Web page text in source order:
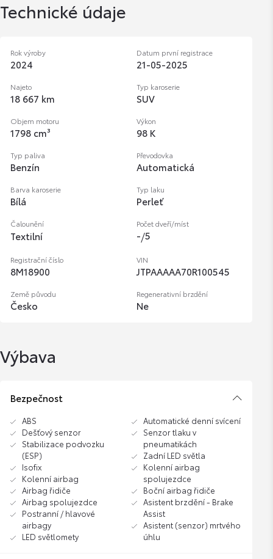
Technické údaje
Rok výroby
2024
Datum první registrace
21-05-2025
Najeto
18 667 km
Typ karoserie
SUV
Objem motoru
1798 cm³
Výkon
98 K
Typ paliva
Benzín
Převodovka
Automatická
Barva karoserie
Bílá
Typ laku
Perleť
Čalounění
Textilní
Počet dveří/míst
-/5
Registrační číslo
8M18900
VIN
JTPAAAAA70R100545
Země původu
Česko
Regenerativní brzdění
Ne
Výbava
Bezpečnost
ABS
Dešťový senzor
Stabilizace podvozku
(ESP)
Isofix
Kolenní airbag
Airbag řidiče
Airbag spolujezdce
Postranní / hlavové
airbagy
LED světlomety
Automatické denní svícení
Senzor tlaku v
pneumatikách
Zadní LED světla
Kolenní airbag
spolujezdce
Boční airbag řidiče
Asistent brzdění - Brake
Assist
Asistent (senzor) mrtvého
úhlu